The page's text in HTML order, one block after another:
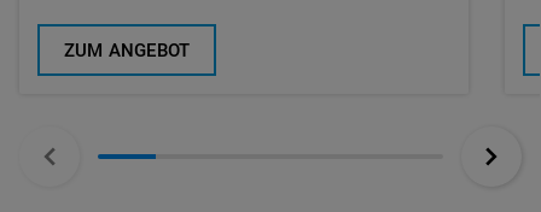
ZUM ANGEBOT